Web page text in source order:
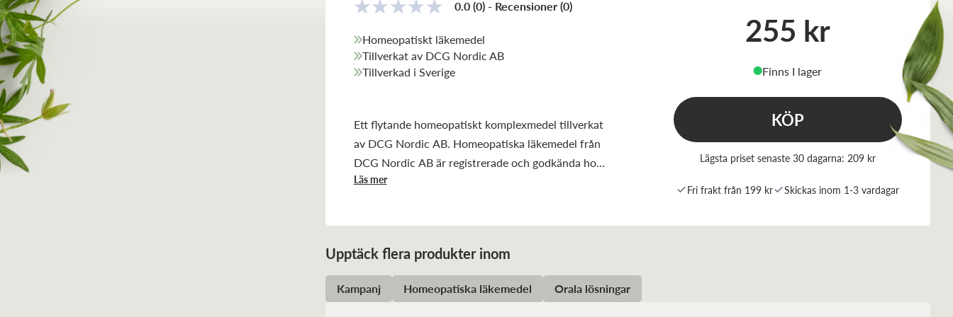
0.0(0) - Recensioner(0)
Homeopatiskt läkemedel
Tillverkat av DCG Nordic AB
Tillverkad i Sverige
Ett flytande homeopatiskt komplexmedel tillverkat
av DCG Nordic AB. Homeopatiska läkemedel från
DCG Nordic AB är registrerade och godkända hos
Läkemedelsverket.
Läs mer
255 kr
⬤Finns I lager
KÖP
Lägsta priset senaste 30 dagarna: 209 kr
Fri frakt från 199 kr Skickas inom 1-3 vardagar
Upptäck flera produkter inom
Kampanj Homeopatiska läkemedel Orala lösningar